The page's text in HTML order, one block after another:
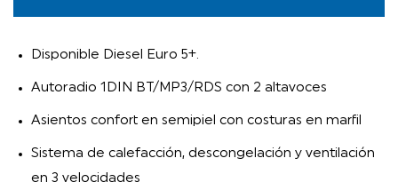
Disponible Diesel Euro 5+.
Autoradio 1DIN BT/MP3/RDS con 2 altavoces
Asientos confort en semipiel con costuras en marfil
Sistema de calefacción, descongelación y ventilación
en 3 velocidades